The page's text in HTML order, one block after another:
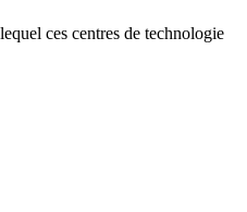
ces centres de technologie